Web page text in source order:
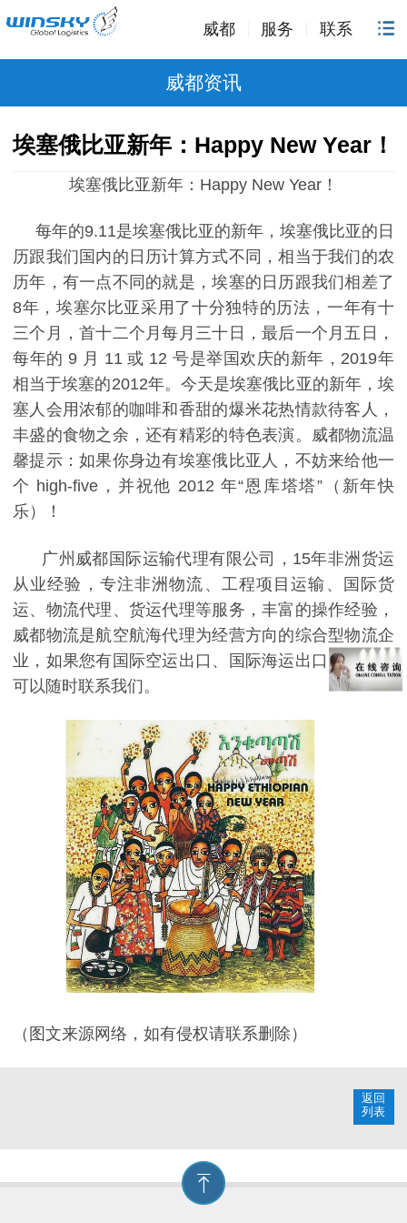
威都 服务 联系
威都资讯
埃塞俄比亚新年：Happy New Year！
埃塞俄比亚新年：Happy New Year！
每年的9.11是埃塞俄比亚的新年，埃塞俄比亚的日
历跟我们国内的日历计算方式不同，相当于我们的农
历年，有一点不同的就是，埃塞的日历跟我们相差了
8年，埃塞尔比亚采用了十分独特的历法，一年有十
三个月，首十二个月每月三十日，最后一个月五日，
每年的 9 月 11 或 12 号是举国欢庆的新年，2019年
相当于埃塞的2012年。今天是埃塞俄比亚的新年，埃
塞人会用浓郁的咖啡和香甜的爆米花热情款待客人，
丰盛的食物之余，还有精彩的特色表演。威都物流温
馨提示：如果你身边有埃塞俄比亚人，不妨来给他一
个 high-five，并祝他 2012 年“恩库塔塔”（新年快
乐）！
广州威都国际运输代理有限公司，15年非洲货运
从业经验，专注非洲物流、工程项目运输、国际货
运、物流代理、货运代理等服务，丰富的操作经验，
威都物流是航空航海代理为经营方向的综合型物流企
业，如果您有国际空运出口、国际海运出口的需求，
可以随时联系我们。
（图文来源网络，如有侵权请联系删除）
返回
列表